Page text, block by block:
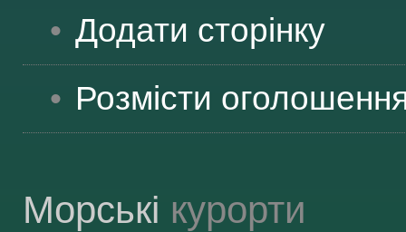
Додати сторінку
Розмісти
Морські курорти